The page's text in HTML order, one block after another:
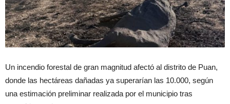
Un incendio forestal de gran magnitud afectó al distrito de Puan,
donde las hectáreas dañadas ya superarían las 10.000, según
una estimación preliminar realizada por el municipio tras